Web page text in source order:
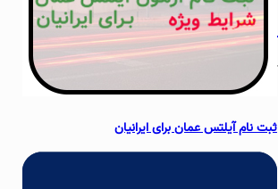
ثبت نام آیلتس عمان برای ایرانیان